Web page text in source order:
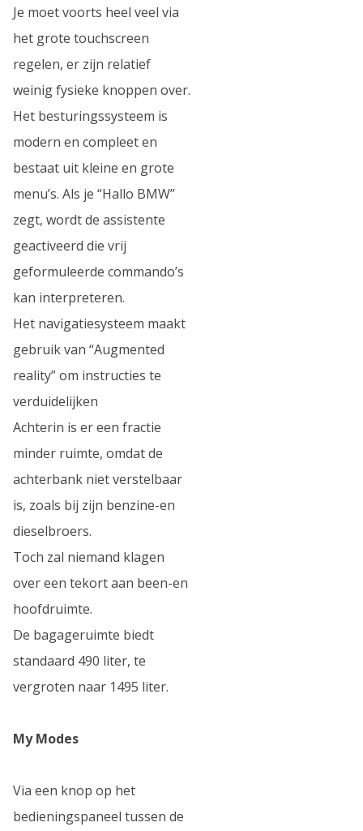
Je moet voorts heel veel via
het grote touchscreen
regelen, er zijn relatief
weinig fysieke knoppen over.
Het besturingssysteem is
modern en compleet en
bestaat uit kleine en grote
menu’s. Als je “Hallo BMW”
zegt, wordt de assistente
geactiveerd die vrij
geformuleerde commando’s
kan interpreteren.
Het navigatiesysteem maakt
gebruik van “Augmented
reality” om instructies te
verduidelijken
Achterin is er een fractie
minder ruimte, omdat de
achterbank niet verstelbaar
is, zoals bij zijn benzine-en
dieselbroers.
Toch zal niemand klagen
over een tekort aan been-en
hoofdruimte.
De bagageruimte biedt
standaard 490 liter, te
vergroten naar 1495 liter.
My Modes
Via een knop op het
bedieningspaneel tussen de